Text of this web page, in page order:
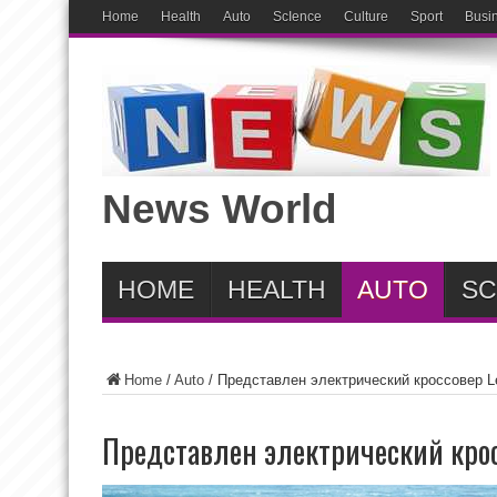
Home Health Auto ScIence Culture Sport
News World
HOME HEALTH AUTO
Home / Auto / Представлен электрический кроссовер
Представлен электрический